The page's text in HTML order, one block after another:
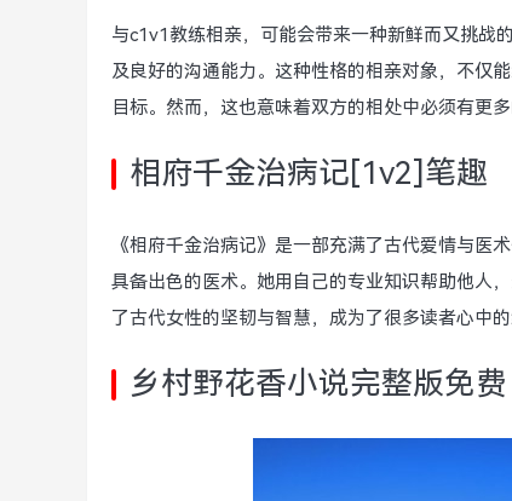
与c1v1教练相亲，可能会带来一种新鲜而又挑战
及良好的沟通能力。这种性格的相亲对象，不仅
目标。然而，这也意味着双方的相处中必须有更多
相府千金治病记[1v2]笔趣
《相府千金治病记》是一部充满了古代爱情与医
具备出色的医术。她用自己的专业知识帮助他人
了古代女性的坚韧与智慧，成为了很多读者心中的
乡村野花香小说完整版免费